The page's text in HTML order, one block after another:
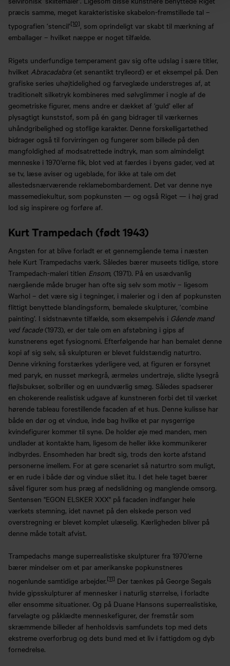
præcis samme, meget karakteristiske skabelon-fremstillede tal –
typografien ‘stencil’[10], som oprindeligt var skabt til mærkning af
emballager – hvilket næppe er noget tilfælde.
Rigets underfundige temperament gav sig ofte udslag i sære titler,
hvilket Abracadabra(et senantikt trylleord) er et eksempel på. Den
grafiske series uhøjtidelighed og farveglæde understreges af, at
traditionelt silketryk kombineres med sølvglimmer i nogle af de
geometriske figurer, mens andre er dækket af ‘guld’ eller af
plysagtigt kunststof, som på én gang bidrager til værkernes
uhåndgribelighed og stoflige karakter. Denne forskelligartethed
bidrager også til forvirringen og fungerer som billede på den
mangfoldighed af modsatrettede indtryk, man som almindeligt
menneske i 1970’erne fik, blot ved at færdes i byens gader, ved at
se tv, læse aviser og ugeblade, for ikke at tale om det
allestedsnærværende reklamebombardement. Det var denne nye
massemediekultur, som popkunsten — og også Riget — i høj grad
lod sig inspirere og forføre af.
Kurt Trampedach (født 1943)
Angsten for at blive forladt er et gennemgående tema i næsten
hele Kurt Trampedachs værk. Således bærer museets tidlige, store
Trampedach-maleri titlen Ensom, (1971). På en usædvanlig
nærgående måde bruger han ofte sig selv som motiv – ligesom
Warhol – det være sig i tegninger, i malerier og i den af popkunsten
flittigt benyttede blandingsform, bemalede skulpturer, ‘combine
painting’. I sidstnævnte tilfælde, som eksempelvis i Gående mand
ved facade(1973), er der tale om en afstøbning i gips af
kunstnerens eget fysiognomi. Efterfølgende har han bemalet denne
kopi af sig selv, så skulpturen er blevet fuldstændig naturtro.
Denne virkning forstærkes yderligere ved, at figuren er forsynet
med paryk, en nusset mørkegrå, ærmeløs undertrøje, slidte lysegrå
fløjlsbukser, solbriller og en uundværlig smøg. Således spadserer
en chokerende realistisk udgave af kunstneren forbi det til værket
hørende tableau forestillende facaden af et hus. Denne kulisse har
både en dør og et vindue, inde bag hvilke et par nysgerrige
kvindefigurer kommer til syne. De holder øje med manden, men
undlader at kontakte ham, ligesom de heller ikke kommunikerer
indbyrdes. Ensomheden har bredt sig, trods den korte afstand
personerne imellem. For at gøre scenariet så naturtro som muligt,
er en rude i både dør og vindue slået itu. I det hele taget bærer
såvel figurer som hus præg af nedslidning og manglende omsorg.
Sentensen "EGON ELSKER XXX" på facaden indfanger hele
værkets stemning, idet navnet på den elskede person ved
overstregning er blevet komplet ulæselig. Kærligheden bliver på
denne måde totalt afvist.
Trampedachs mange superrealistiske skulpturer fra 1970’erne
bærer mindelser om et par amerikanske popkunstneres
nogenlunde samtidige arbejder.[11] Der tænkes på George Segals
hvide gipsskulpturer af mennesker i naturlig størrelse, i forladte
eller ensomme situationer. Og på Duane Hansons superrealistiske,
farvelagte og påklædte menneskefigurer, der fremstår som
skræmmende billeder af henholdsvis samfundets top med dets
ekstreme overforbrug og dets bund med et liv i fattigdom og dyb
fornedrelse.